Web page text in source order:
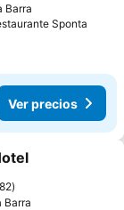
Barra
Sponta
Ver precios
Barra